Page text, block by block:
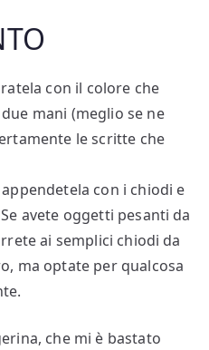
con il colore che
mani (meglio se ne
le scritte che
con i chiodi e
avete oggetti pesanti da
ai semplici chiodi da
ma optate per qualcosa
che mi è bastato